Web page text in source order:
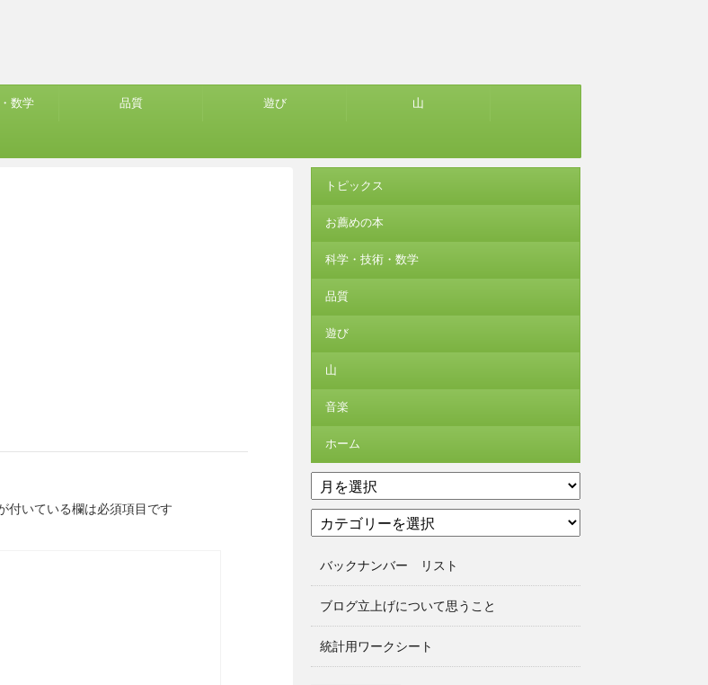
数学 品質 遊び 山
付いている欄は必須項目です
トピックス
お薦めの本
科学・技術・数学
品質
遊び
山
音楽
ホーム
ア
ー
イ
テ
リバックナンバー リスト
ブログ立上げについて思うこと
統計用ワークシート